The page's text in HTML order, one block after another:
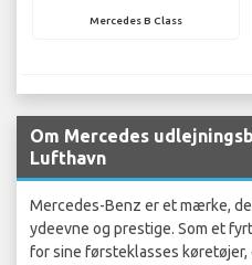
Mercedes B Class
Om Mercedes
Lufthavn
Mercedes-Benz er et mærke,
ydeevne og prestige. Som et
for sine førsteklasses